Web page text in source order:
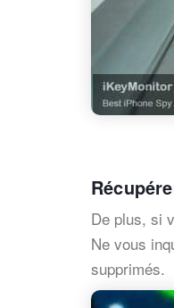
De plus, si
Ne vous
supprimés.